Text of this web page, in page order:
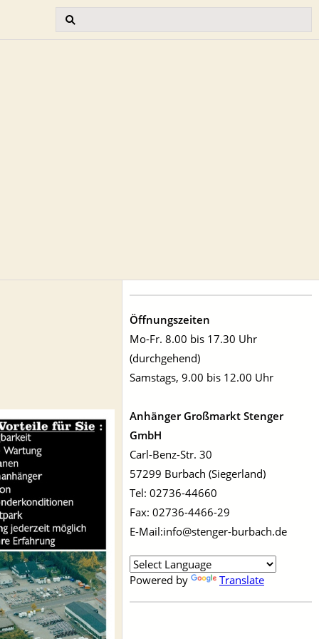
Öffnungszeiten
Mo-Fr. 8.00 bis 17.30 Uhr
(durchgehend)
Samstags, 9.00 bis 12.00 Uhr
Anhänger Großmarkt Stenger
GmbH
Carl-Benz-Str. 30
57299 Burbach (Siegerland)
Tel: 02736-44660
Fax: 02736-4466-29
E-Mail:info@stenger-burbach.de
Powered by Translate